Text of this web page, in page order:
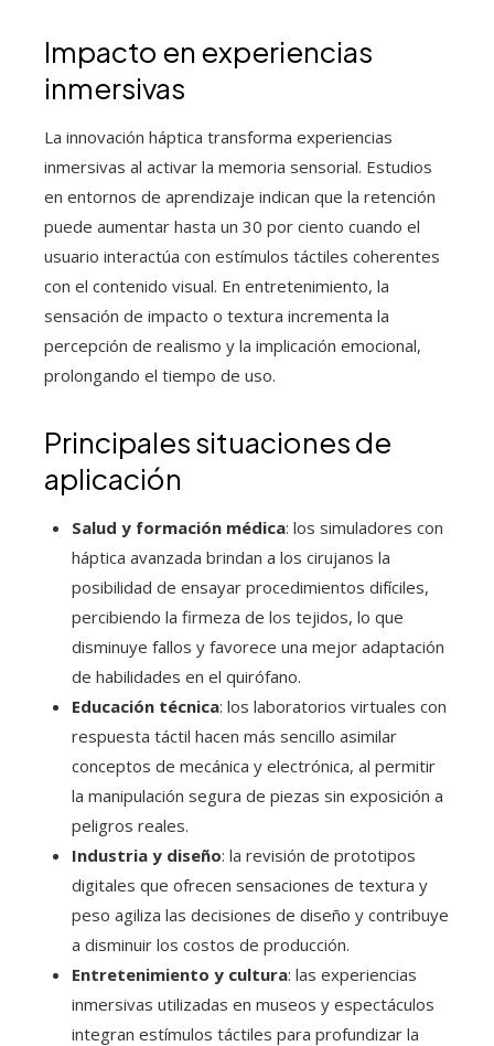
Impacto en experiencias
inmersivas
La innovación háptica transforma experiencias
inmersivas al activar la memoria sensorial. Estudios
en entornos de aprendizaje indican que la retención
puede aumentar hasta un 30 por ciento cuando el
usuario interactúa con estímulos táctiles coherentes
con el contenido visual. En entretenimiento, la
sensación de impacto o textura incrementa la
percepción de realismo y la implicación emocional,
prolongando el tiempo de uso.
Principales situaciones de
aplicación
Salud y formación médica: los simuladores con
háptica avanzada brindan a los cirujanos la
posibilidad de ensayar procedimientos difíciles,
percibiendo la firmeza de los tejidos, lo que
disminuye fallos y favorece una mejor adaptación
de habilidades en el quirófano.
Educación técnica: los laboratorios virtuales con
respuesta táctil hacen más sencillo asimilar
conceptos de mecánica y electrónica, al permitir
la manipulación segura de piezas sin exposición a
peligros reales.
Industria y diseño: la revisión de prototipos
digitales que ofrecen sensaciones de textura y
peso agiliza las decisiones de diseño y contribuye
a disminuir los costos de producción.
Entretenimiento y cultura: las experiencias
inmersivas utilizadas en museos y espectáculos
integran estímulos táctiles para profundizar la